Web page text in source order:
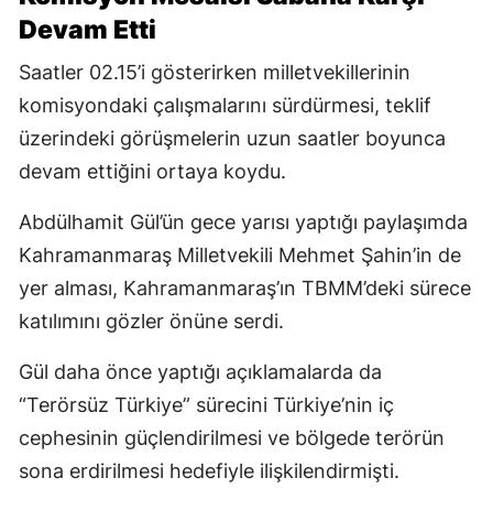
Devam Etti
Saatler 02.15’i gösterirken milletvekillerinin
komisyondaki çalışmalarını sürdürmesi, teklif
üzerindeki görüşmelerin uzun saatler boyunca
devam ettiğini ortaya koydu.
Abdülhamit Gül’ün gece yarısı yaptığı paylaşımda
Kahramanmaraş Milletvekili Mehmet Şahin’in de
yer alması, Kahramanmaraş’ın TBMM’deki sürece
katılımını gözler önüne serdi.
Gül daha önce yaptığı açıklamalarda da
“Terörsüz Türkiye” sürecini Türkiye’nin iç
cephesinin güçlendirilmesi ve bölgede terörün
sona erdirilmesi hedefiyle ilişkilendirmişti.